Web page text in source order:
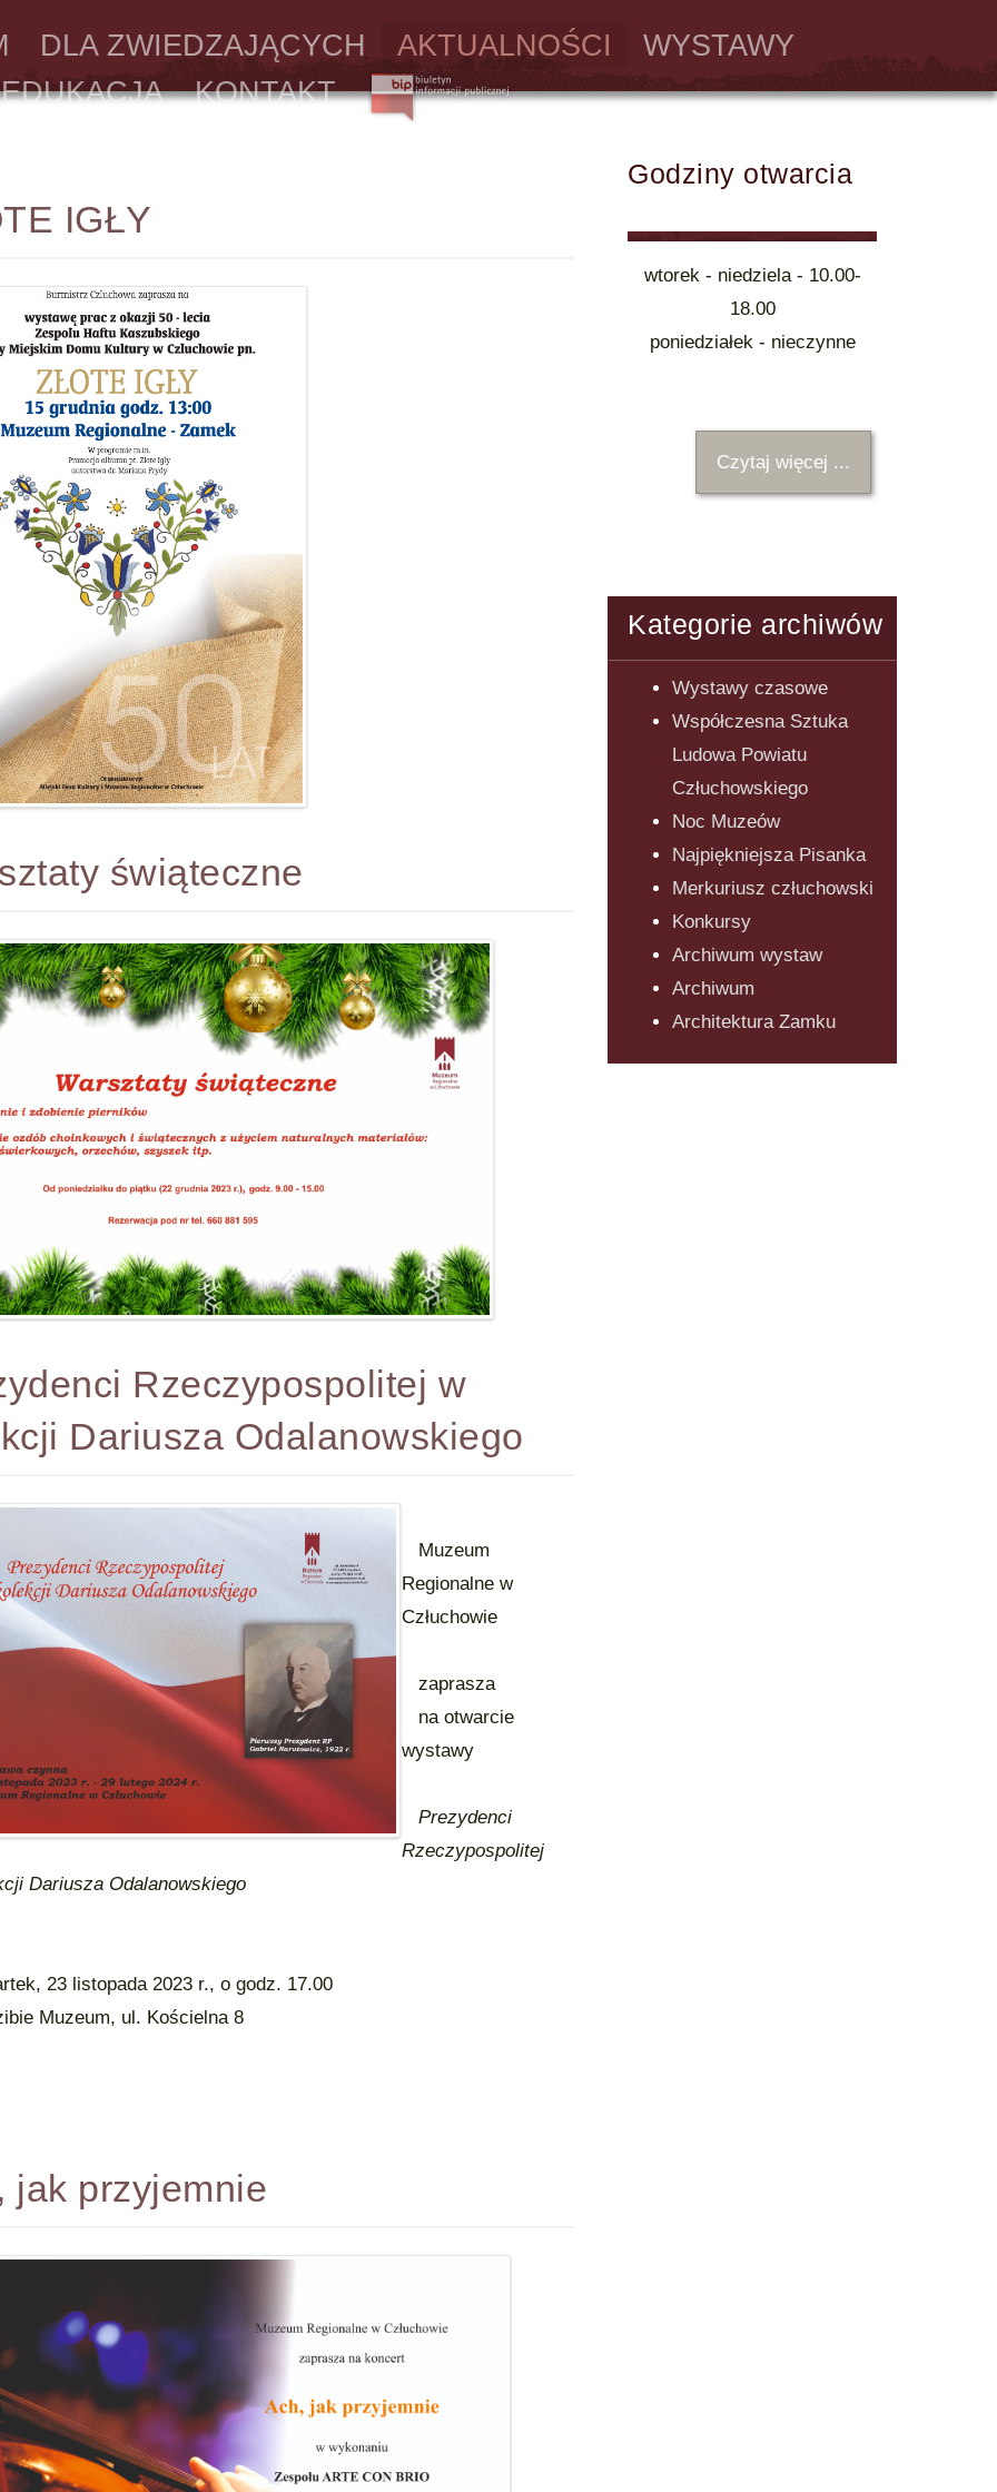
DLA ZWIEDZAJĄCYCH AKTUALNOŚCI
WYSTAWY
EDUKACJA
KONTAKT
Godziny otwarcia
wtorek - niedziela - 10.00-
18.00
poniedziałek - nieczynne
Czytaj więcej ...
Kategorie archiwów
Wystawy czasowe
Współczesna Sztuka
Ludowa Powiatu
Człuchowskiego
Noc Muzeów
Najpiękniejsza Pisanka
Merkuriusz człuchowski
Konkursy
Archiwum wystaw
Archiwum
Architektura Zamku
IGŁY
świąteczne
Rzeczypospolitej w
Dariusza Odalanowskiego
Muzeum
Regionalne w
Człuchowie
zaprasza
na otwarcie
wystawy
Prezydenci
Rzeczypospolitej
Dariusza Odalanowskiego
23 listopada 2023 r., o godz. 17.00
Muzeum, ul. Kościelna 8
jak przyjemnie